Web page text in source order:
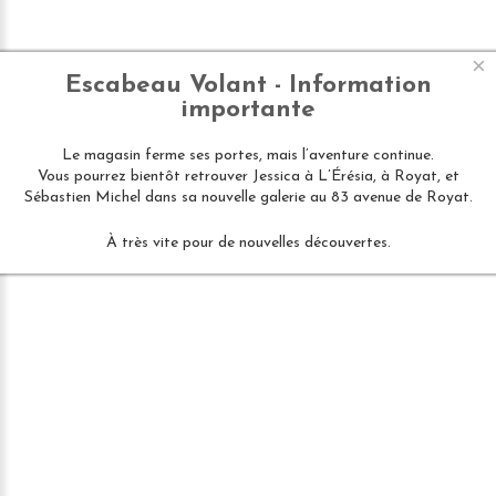
×
Escabeau Volant - Information
importante
Le magasin ferme ses portes, mais l’aventure continue.
Vous pourrez bientôt retrouver Jessica à L’Érésia, à Royat, et
Sébastien Michel dans sa nouvelle galerie au 83 avenue de Royat.
À très vite pour de nouvelles découvertes.